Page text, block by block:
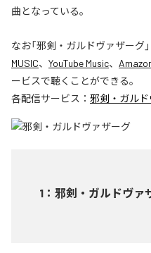
曲となっている。
なお「邪剣・ガルドヴァザーグ
MUSIC、 YouTube Music、
ービスで聴くことができる。
各配信サービス： 邪剣・ガル
1 ： 邪剣・ガルドヴァ